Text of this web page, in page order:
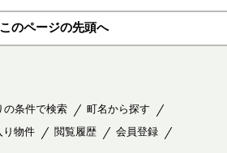
このページの先頭へ
の条件で検索
町名から探す
り物件 閲覧履歴
会員登録